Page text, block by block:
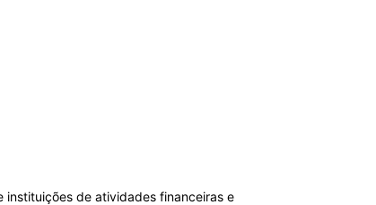
instituições de atividades financeiras e